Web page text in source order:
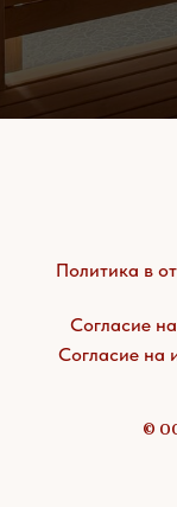
Политика в
Согласие
Согласие на
©